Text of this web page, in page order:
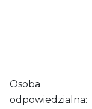
Osoba
odpowiedzialna: